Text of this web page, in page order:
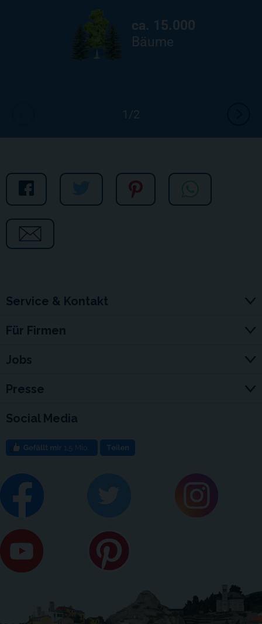
ca. 15.000
Bäume
Service & Kontakt
Für Firmen
Jobs
Presse
Social Media